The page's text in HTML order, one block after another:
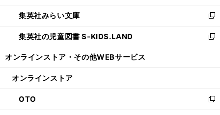
開
く
ウ
で
開
く
ン
ド
ウ
で
ウ
ィ
ン
ド
開
集英社みらい文庫
新
し
い
ン
ウ
で
開
集英社の児童図書 S-KIDS.LAND
新
ウ
ン
ド
ウ
オンラインストア・ その他WEBサービス
オンラインストア
OTO
新
し